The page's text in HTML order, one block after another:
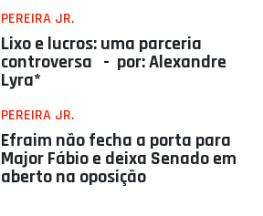
PEREIRA JR.
Lixo e lucros: uma parceria
controversa - por: Alexandre
Lyra*
PEREIRA JR.
Efraim não fecha a porta para
Major Fábio e deixa Senado em
aberto na oposição